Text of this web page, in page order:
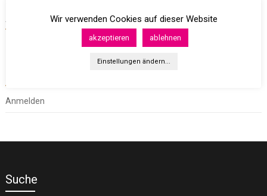
Archives
Anmelden
Suche
Wir verwenden Cookies auf dieser Website
akzeptieren ablehnen
Einstellungen ändern...